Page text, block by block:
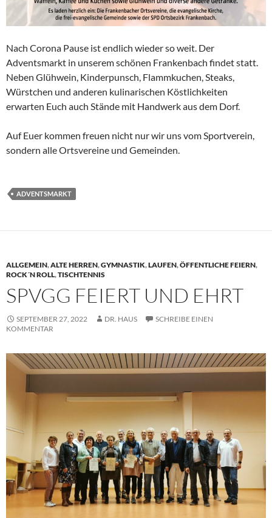
Nach Corona Pause ist endlich wieder so weit. Der
Adventsmarkt in unserem schönen Frankenbach findet statt.
Neben Glühwein, Kinderpunsch, Flammkuchen, Steaks,
Würstchen und anderen kulinarischen Köstlichkeiten
erwarten Euch auch Stände mit Handwerk aus dem Dorf.
Auf Euer kommen freuen nicht nur wir uns vom Sportverein,
sondern alle Ortsvereine und Gemeinden.
ADVENTSMARKT
ALLGEMEIN,ALTE HERREN,GYMNASTIK,LAUFEN,ÖFFENTLICHE FEIERN,
ROCK´N ROLL,TISCHTENNIS
SPVGG FEIERT UND EHRT
SEPTEMBER 27, 2022 DR. HAUS
SCHREIBE EINEN
KOMMENTAR